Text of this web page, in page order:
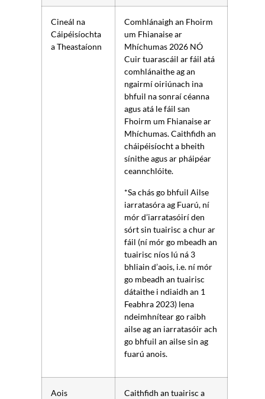
Cineál na
Cáipéisíochta
a Theastaíonn
Comhlánaigh an Fhoirm
um Fhianaise ar
Mhíchumas 2026 NÓ
Cuir tuarascáil ar fáil atá
comhlánaithe ag an
ngairmí oiriúnach ina
bhfuil na sonraí céanna
agus atá le fáil san
Fhoirm um Fhianaise ar
Mhíchumas. Caithfidh an
cháipéisíocht a bheith
sínithe agus ar pháipéar
ceannchlóite.
*Sa chás go bhfuil Ailse
iarratasóra ag Fuarú, ní
mór d’iarratasóirí den
sórt sin tuairisc a chur ar
fáil (ní mór go mbeadh an
tuairisc níos lú ná 3
bhliain d’aois, i.e. ní mór
go mbeadh an tuairisc
dátaithe i ndiaidh an 1
Feabhra 2023) lena
ndeimhnítear go raibh
ailse ag an iarratasóir ach
go bhfuil an ailse sin ag
fuarú anois.
Aois
Caithfidh an tuairisc a